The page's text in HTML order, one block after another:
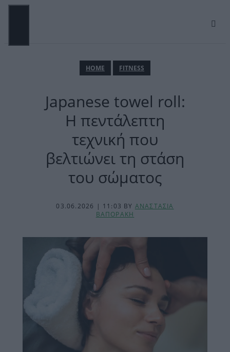
Μετάβαση
ΗΟΜΕ FITNESS
Japanese towel roll:
Η πεντάλεπτη
τεχνική που
βελτιώνει τη στάση
του σώματος
03.06.2026 | 11:03 BY ΑΝΑΣΤΑΣΙΑ
ΒΑΠΟΡΑΚΗ